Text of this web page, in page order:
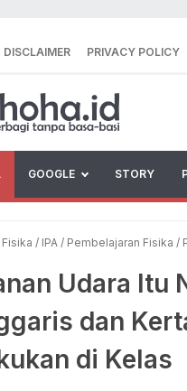
DISCLAIMER PRIVACY POLICY
GOOGLE STORY
Fisika / IPA / Pembelajaran Fisika /
Udara Itu
dan
di Kelas